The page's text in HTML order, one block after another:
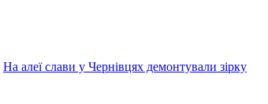
На алеї слави у Чернівцях демонтували зірку